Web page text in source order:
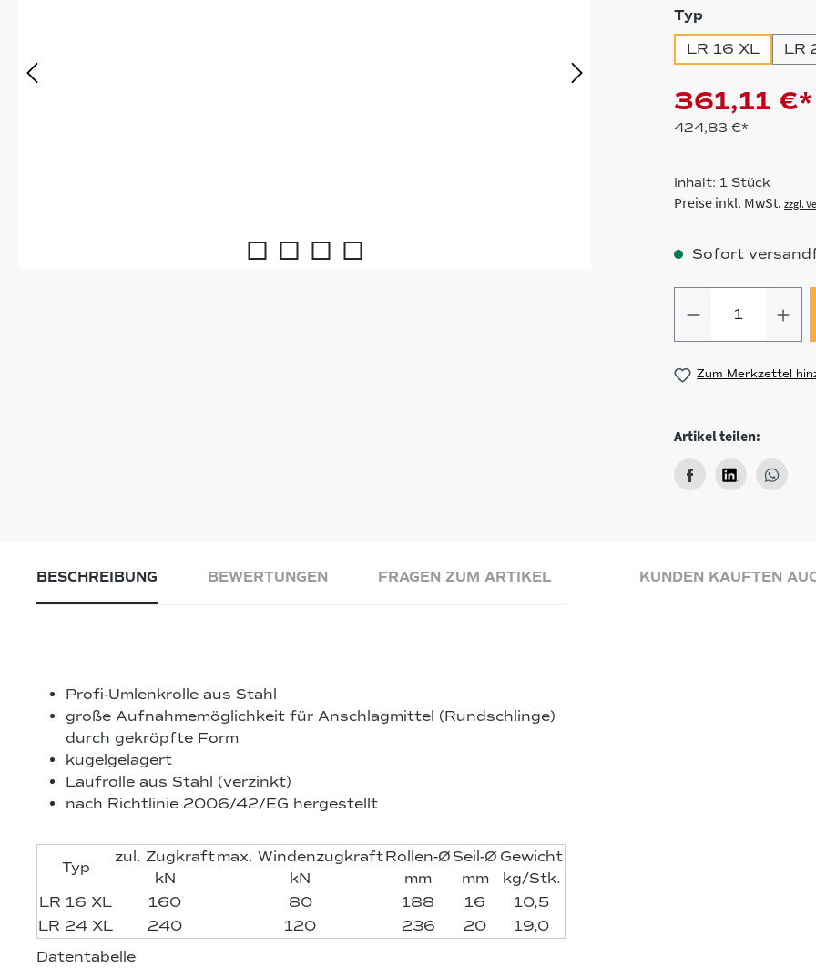
Typ
LR 16 XL
LR
361,11 €*
424,83 €*
Inhalt: 1 Stück
Preise inkl. MwSt. zzgl.
Sofort
Produkt
Zum Merkzettel
Artikel teilen:
BESCHREIBUNG BEWERTUNGEN FRAGEN ZUM ARTIKEL
Profi-Umlenkrolle aus Stahl
große Aufnahmemöglichkeit für Anschlagmittel (Rundschlinge)
durch gekröpfte Form
kugelgelagert
Laufrolle aus Stahl (verzinkt)
nach Richtlinie 2006/42/EG hergestellt
Datentabelle
Typ
zul. Zugkraft
kN
max. Windenzugkraft
kN
Rollen-Ø
mm
Seil-Ø
mm
Gewicht
kg/Stk.
LR 16 XL
160 80 188 16
10,5
LR 24 XL
240 120 236 20 19,0
KUNDEN KAUFTEN